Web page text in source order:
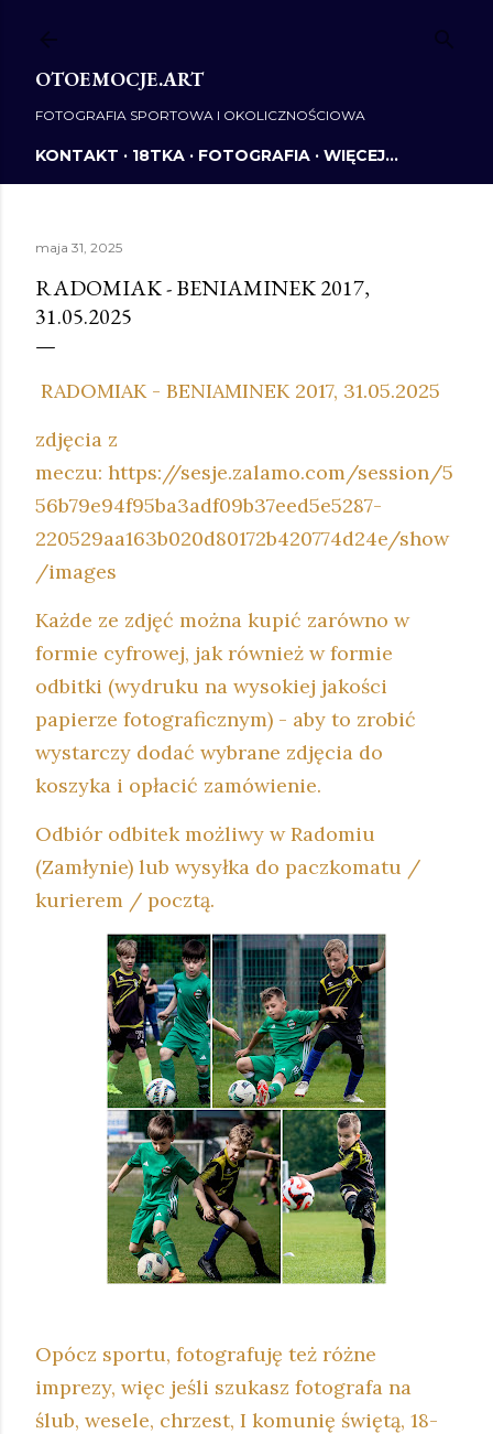
OTOEMOCJE.ART
FOTOGRAFIA SPORTOWA I OKOLICZNOŚCIOWA
KONTAKT 18TKA FOTOGRAFIA WIĘCEJ…
maja 31, 2025
RADOMIAK - BENIAMINEK 2017,
31.05.2025
RADOMIAK - BENIAMINEK 2017, 31.05.2025
zdjęcia z
meczu: https://sesje.zalamo.com/session/5
56b79e94f95ba3adf09b37eed5e5287-
220529aa163b020d80172b420774d24e/show
/images
Każde ze zdjęć można kupić zarówno w
formie cyfrowej, jak również w formie
odbitki (wydruku na wysokiej jakości
papierze fotograficznym) - aby to zrobić
wystarczy dodać wybrane zdjęcia do
koszyka i opłacić zamówienie.
Odbiór odbitek możliwy w Radomiu
(Zamłynie) lub wysyłka do paczkomatu /
kurierem / pocztą.
Opócz sportu, fotografuję też różne
imprezy, więc jeśli szukasz fotografa na
ślub, wesele, chrzest, I komunię świętą, 18-